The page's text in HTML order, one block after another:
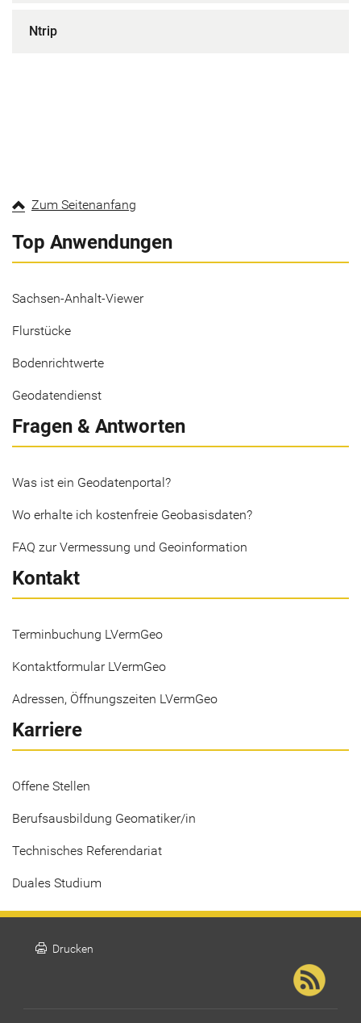
Ntrip
Zum Seitenanfang
Top Anwendungen
Sachsen-Anhalt-Viewer
Flurstücke
Bodenrichtwerte
Geodatendienst
Fragen & Antworten
Was ist ein Geodatenportal?
Wo erhalte ich kostenfreie Geobasisdaten?
FAQ zur Vermessung und Geoinformation
Kontakt
Terminbuchung LVermGeo
Kontaktformular LVermGeo
Adressen, Öffnungszeiten LVermGeo
Karriere
Offene Stellen
Berufsausbildung Geomatiker/in
Technisches Referendariat
Duales Studium
print Drucken